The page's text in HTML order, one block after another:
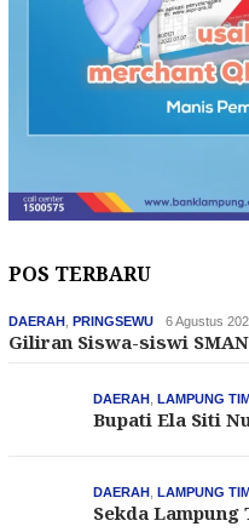
POS TERBARU
DAERAH PRINGSEWU 6 Agustus
Giliran Siswa-siswi
DAERAH LAMPUNG
Bupati Ela Siti
DAERAH LAMPUNG
Sekda